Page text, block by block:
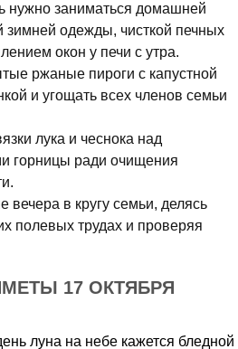
нужно заниматься домашней
зимней одежды, чисткой печных
окон у печи с утра.
ржаные пироги с капустной
и угощать всех членов семьи
лука и чеснока над
горницы ради очищения
вечера в кругу семьи, делясь
полевых трудах и проверяя
17 ОКТЯБРЯ
луна на небе кажется бледной